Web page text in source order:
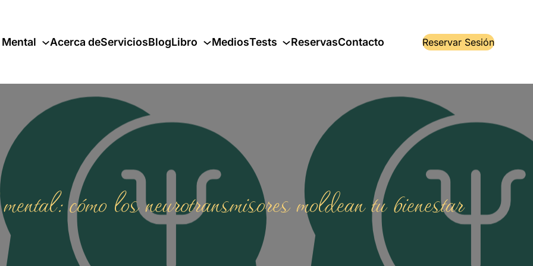
Acerca deServiciosBlogLibro MediosTests ReservasContacto Reservar Sesión
cómo los neurotransmisores moldean tu bienestar